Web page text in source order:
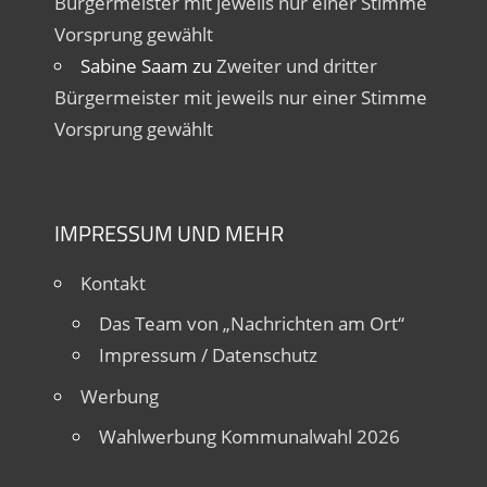
Vorsprung gewählt
Sabine Saam zu Zweiter und dritter
Bürgermeister mit jeweils nur einer Stimme
Vorsprung gewählt
IMPRESSUM UND MEHR
Kontakt
Das Team von „Nachrichten am Ort“
Impressum / Datenschutz
Werbung
Wahlwerbung Kommunalwahl 2026